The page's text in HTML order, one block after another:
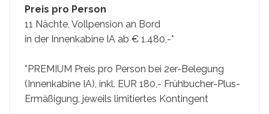
Preis pro Person
11 Nächte, Vollpension an Bord
in der Innenkabine IA ab € 1.480,-*
*PREMIUM Preis pro Person bei 2er-Belegung
(Innenkabine IA), inkl. EUR 180,- Frühbucher-Plus-
Ermäßigung, jeweils limitiertes Kontingent